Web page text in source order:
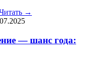
→
— шанс года: